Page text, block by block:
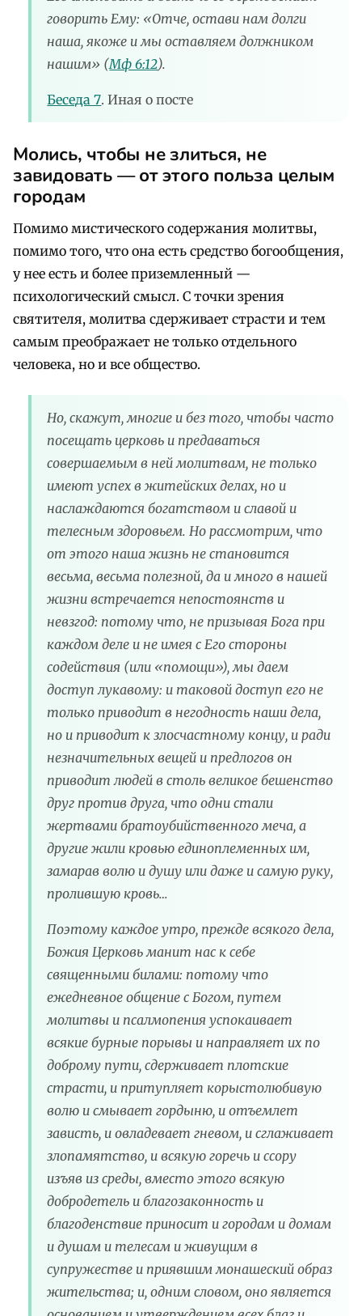
говорить Ему: «Отче, остави нам долги
наша, якоже и мы оставляем должником
нашим» (Мф 6:12).
Беседа 7. Иная о посте
Молись, чтобы не злиться, не
завидовать—от этого польза целым
городам
Помимо мистического содержания молитвы,
помимо того, что она есть средство богообщения,
у нее есть и более приземленный —
психологический смысл. С точки зрения
святителя, молитва сдерживает страсти и тем
самым преображает не только отдельного
человека, но и все общество.
Но, скажут, многие и без того, чтобы часто
посещать церковь и предаваться
совершаемым в ней молитвам, не только
имеют успех в житейских делах, но и
наслаждаются богатством и славой и
телесным здоровьем. Но рассмотрим, что
от этого наша жизнь не становится
весьма, весьма полезной, да и много в нашей
жизни встречается непостоянств и
невзгод: потому что, не призывая Бога при
каждом деле и не имея с Его стороны
содействия (или «помощи»), мы даем
доступ лукавому: и таковой доступ его не
только приводит в негодность наши дела,
но и приводит к злосчастному концу, и ради
незначительных вещей и предлогов он
приводит людей в столь великое бешенство
друг против друга, что одни стали
жертвами братоубийственного меча, а
другие жили кровью единоплеменных им,
замарав волю и душу или даже и самую руку,
пролившую кровь…
Поэтому каждое утро, прежде всякого дела,
Божия Церковь манит нас к себе
священными билами: потому что
ежедневное общение с Богом, путем
молитвы и псалмопения успокаивает
всякие бурные порывы и направляет их по
доброму пути, сдерживает плотские
страсти, и притупляет корыстолюбивую
волю и смывает гордыню, и отъемлет
зависть, и овладевает гневом, и сглаживает
злопамятство, и всякую горечь и ссору
изъяв из среды, вместо этого всякую
добродетель и благозаконность и
благоденствие приносит и городам и домам
и душам и телесам и живущим в
супружестве и приявшим монашеский образ
жительства; и, одним словом, оно является